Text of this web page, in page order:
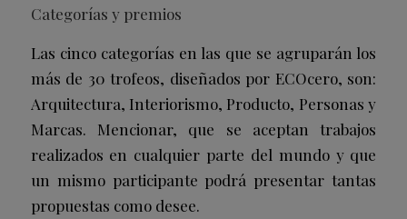
Categorías y premios
Las cinco categorías en las que se agruparán los
más de 30 trofeos, diseñados por ECOcero, son:
Arquitectura, Interiorismo, Producto, Personas y
Marcas. Mencionar, que se aceptan trabajos
realizados en cualquier parte del mundo y que
un mismo participante podrá presentar tantas
propuestas como desee.